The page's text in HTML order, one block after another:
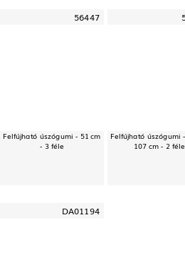
56447
Felfújható úszógumi - 51 cm
- 3 féle
Felfújható úszógumi
107 cm - 2 féle
DA01194